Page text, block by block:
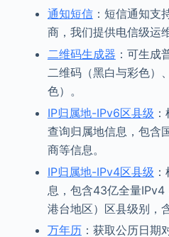
通知短信：短信通知支
商，我们提供电信级运
二维码生成器 ：可生成
二维码（黑白与彩色）
色）。
IP归属地-IPv6区县级
查询归属地信息，包含
商等信息。
IP归属地-IPv4区县级
息，包含43亿全量IPv4
港台地区）区县级别，
万年历：获取公历日期